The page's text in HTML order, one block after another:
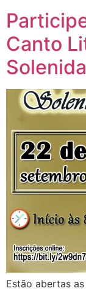
Canto
Estão abertas